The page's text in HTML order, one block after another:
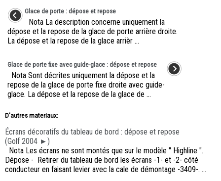
Glace de porte : dépose et repose
Nota La description concerne uniquement la
dépose et la repose de la glace de porte arrière droite.
La dépose et la repose de la glace arrièr ...
Glace de porte fixe avec guide-glace : dépose et repose
Nota Sont décrites uniquement la dépose et la
repose de la glace de porte fixe droite avec guide-
glace. La dépose et la repose de la glace de ...
D'autres materiaux:
Écrans décoratifs du tableau de bord : dépose et repose
(Golf 2004 ►)
Nota Les écrans ne sont montés que sur le modèle " Highline ".
Dépose - Retirer du tableau de bord les écrans -1- et -2- côté
conducteur en faisant levier avec la cale de démontage -3409-. ...